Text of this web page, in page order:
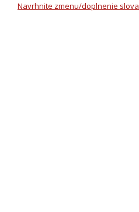
Navrhnite zmenu/doplnenie slova